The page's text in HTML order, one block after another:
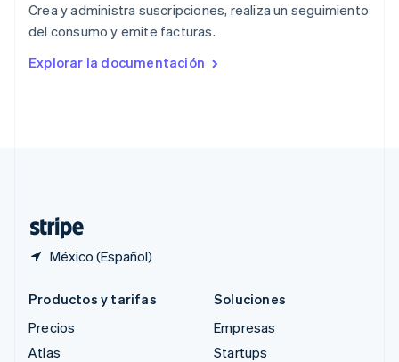
Crea y administra suscripciones, realiza un seguimiento
del consumo y emite facturas.
Explorar la documentación
México (Español)
República Checa
English
English
Productos y tarifas
Precios
Atlas
Soluciones
Empresas
Startups